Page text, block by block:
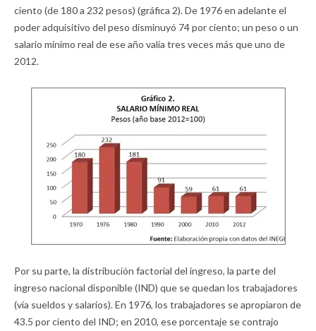
ciento (de 180 a 232 pesos) (gráfica 2). De 1976 en adelante el
poder adquisitivo del peso disminuyó 74 por ciento; un peso o un
salario mínimo real de ese año valía tres veces más que uno de
2012.
Por su parte, la distribución factorial del ingreso, la parte del
ingreso nacional disponible (IND) que se quedan los trabajadores
(vía sueldos y salarios). En 1976, los trabajadores se apropiaron de
43.5 por ciento del IND; en 2010, ese porcentaje se contrajo